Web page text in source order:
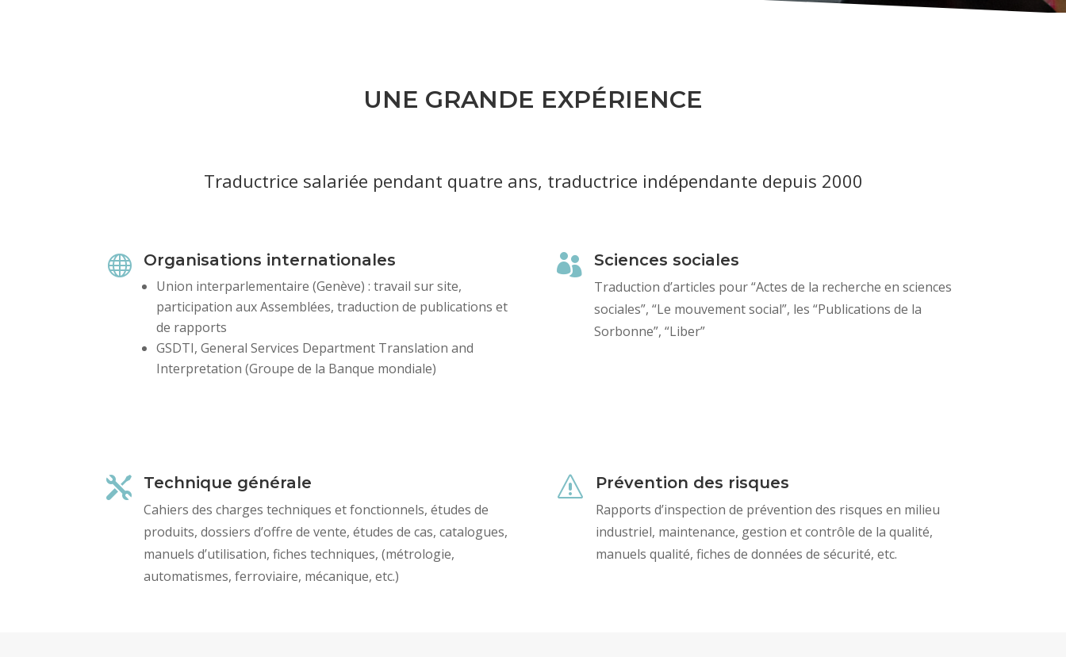
UNE GRANDE EXPÉRIENCE
Traductrice salariée pendant quatre ans, traductrice indépendante depuis 2000
 Organisations internationales
Union interparlementaire (Genève) : travail sur site,
participation aux Assemblées, traduction de publications et
de rapports
GSDTI, General Services Department Translation and
Interpretation (Groupe de la Banque mondiale)
 Sciences sociales
Traduction d’articles pour “Actes de la recherche en sciences
sociales”, “Le mouvement social”, les “Publications de la
Sorbonne”, “Liber”
 Technique générale
Cahiers des charges techniques et fonctionnels, études de
produits, dossiers d’offre de vente, études de cas, catalogues,
manuels d’utilisation, fiches techniques, (métrologie,
automatismes, ferroviaire, mécanique, etc.)
s Prévention des risques
Rapports d’inspection de prévention des risques en milieu
industriel, maintenance, gestion et contrôle de la qualité,
manuels qualité, fiches de données de sécurité, etc.